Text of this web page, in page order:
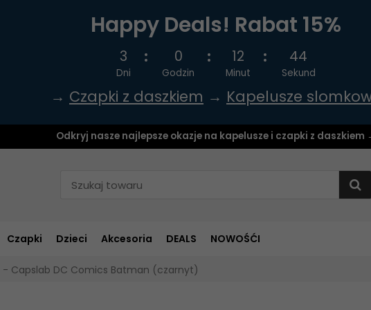
Happy Deals! Rabat 15%
3
Dni
0
Godzin
12
Minut
43
Sekund
→ Czapki z daszkiem → Kapelusze
Odkryj nasze najlepsze okazje na kapelusze i czapki z daszkiem
Czapki Dzieci Akcesoria DEALS NOWOŚĆI
- Capslab DC Comics Batman (czarnyt)